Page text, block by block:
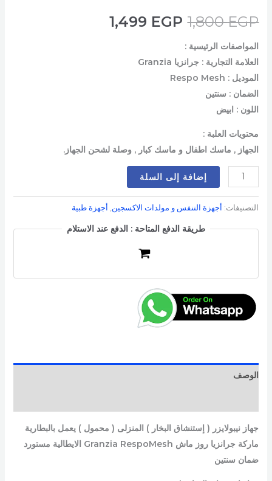
1,800EGP
1,499 EGP
المواصفات الرئيسية :
العلامة التجارية : جرانزيا Granzia
الموديل : Respo Mesh
الضمان : سنتين
اللون : ابيض
محتويات العلبة :
الجهاز , ماسك اطفال و ماسك كبار , وصلة لشحن الجهاز.
إضافة إلى السلة
التصنيفات: أجهزة التنفس و مولدات الاكسجين, أجهزة طبية
طريقة الدفع المتاحة : الدفع عند الاستلام
الوصف
جهاز نيبولايزر ( إستنشاق البخار ) المنزلى ( محمول ) يعمل بالبطارية
ماركة جرانزيا روز ماش Granzia RespoMesh الايطالية مستورد
ضمان سنتين